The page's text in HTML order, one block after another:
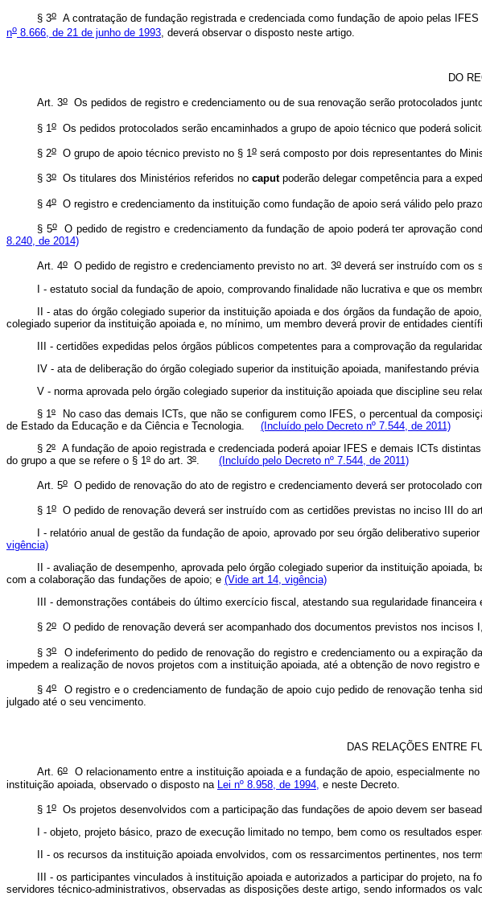
§ 3oA contratação de fundação registrada e credenciada como fundação de apoio pelas
no 8.666, de 21 de junho de 1993, deverá observar o disposto neste artigo.
DO
Art. 3oOs pedidos de registro e credenciamento ou de sua renovação serão protocolados
§ 1oOs pedidos protocolados serão encaminhados a grupo de apoio técnico que poderá
§ 2oO grupo de apoio técnico previsto no § 1oserá composto por dois representantes do
§ 3oOs titulares dos Ministérios referidos no caputpoderão delegar competência para a
§ 4o O registro e credenciamento da instituição como fundação de apoio será válido pelo
§ 5oO pedido de registro e credenciamento da fundação de apoio poderá ter aprovação
8.240, de 2014)
Art. 4oO pedido de registro e credenciamento previsto no art. 3odeverá ser instruído com os
I - estatuto social da fundação de apoio, comprovando finalidade não lucrativa e que os
II - atas do órgão colegiado superior da instituição apoiada e dos órgãos da fundação de
colegiado superior da instituição apoiada e, no mínimo, um membro deverá provir de entidades
III - certidões expedidas pelos órgãos públicos competentes para a comprovação da
IV - ata de deliberação do órgão colegiado superior da instituição apoiada, manifestando
V - norma aprovada pelo órgão colegiado superior da instituição apoiada que discipline seu
§ 1ºNo caso das demais ICTs, que não se configurem como IFES, o percentual da
de Estado da Educação e da Ciência e Tecnologia. (Incluído pelo Decreto nº 7.544, de 2011)
§ 2º A fundação de apoio registrada e credenciada poderá apoiar IFES e demais ICTs
do grupo a que se refere o § 1º do art. 3º (Incluído pelo Decreto nº 7.544, de 2011)
Art. 5oO pedido de renovação do ato de registro e credenciamento deverá ser protocolado
§ 1oO pedido de renovação deverá ser instruído com as certidões previstas no inciso III do
I - relatório anual de gestão da fundação de apoio, aprovado por seu órgão deliberativo
vigência)
II - avaliação de desempenho, aprovada pelo órgão colegiado superior da instituição
com a colaboração das fundações de apoio; e (Vide art 14, vigência)
III - demonstrações contábeis do último exercício fiscal, atestando sua regularidade
§ 2oO pedido de renovação deverá ser acompanhado dos documentos previstos nos incisos
§ 3oO indeferimento do pedido de renovação do registro e credenciamento ou a expiração
impedem a realização de novos projetos com a instituição apoiada, até a obtenção de novo registro e
§ 4oO registro e o credenciamento de fundação de apoio cujo pedido de renovação tenha
julgado até o seu vencimento.
DAS RELAÇÕES ENTRE
Art. 6o
O relacionamento entre a instituição apoiada e a fundação de apoio, especialmente
instituição apoiada, observado o disposto na Lei nº 8.958, de 1994, e neste Decreto.
§ 1oOs projetos desenvolvidos com a participação das fundações de apoio devem ser
I - objeto, projeto básico, prazo de execução limitado no tempo, bem como os resultados
II - os recursos da instituição apoiada envolvidos, com os ressarcimentos pertinentes, nos
III - os participantes vinculados à instituição apoiada e autorizados a participar do projeto,
servidores técnico-administrativos, observadas as disposições deste artigo, sendo informados os